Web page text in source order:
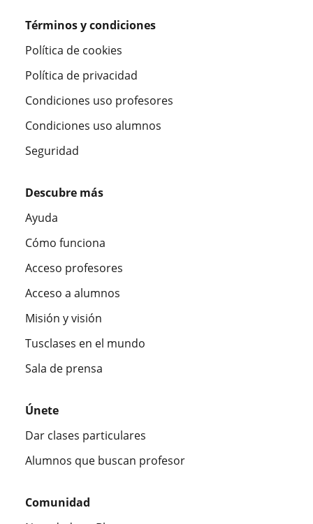
Términos y condiciones
Política de cookies
Política de privacidad
Condiciones uso profesores
Condiciones uso alumnos
Seguridad
Descubre más
Ayuda
Cómo funciona
Acceso profesores
Acceso a alumnos
Misión y visión
Tusclases en el mundo
Sala de prensa
Únete
Dar clases particulares
Alumnos que buscan profesor
Comunidad